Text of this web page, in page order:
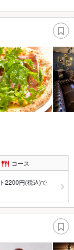
コース
2200円(税込)で